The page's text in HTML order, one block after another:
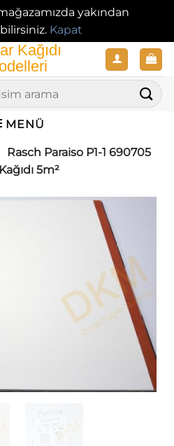
yakından
Kapat
MENÜ
Rasch Paraiso P1-1 690705
5m²